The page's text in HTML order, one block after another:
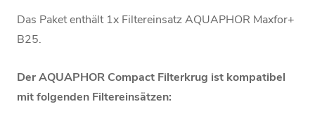
Das Paket enthält 1x Filtereinsatz AQUAPHOR Maxfor+
B25.
Der AQUAPHOR Compact Filterkrug ist kompatibel
mit folgenden Filtereinsätzen: